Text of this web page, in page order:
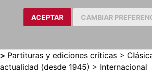
ACEPTAR CAMBIAR
> Partituras y ediciones críticas >
actualidad (desde 1945) > Internacional